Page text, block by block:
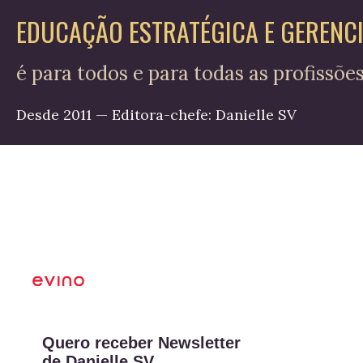
EDUCAÇÃO ESTRATÉGICA E
é para todos e para todas as profissões
Desde 2011 — Editora-chefe: Danielle SV
Quero receber Newsletter